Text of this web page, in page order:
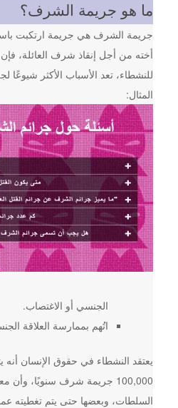
ما هو جريمة الشرف؟
جريمة الشرف هي جريمة ارتكبت
أخته من أجل إنقاذ شرف العائلة، فإن
للنشطاء، تعد الأسباب الأكثر
المثال:
الجنسي أو الاغتصاب.
اتُهم بممارسة العلاقة
يعتقد النشطاء في حقوق الإنسان أنه
100,000 جريمة شرف سنويًا، وأن
السلطات، وبعضها حتى يتم تغطيته